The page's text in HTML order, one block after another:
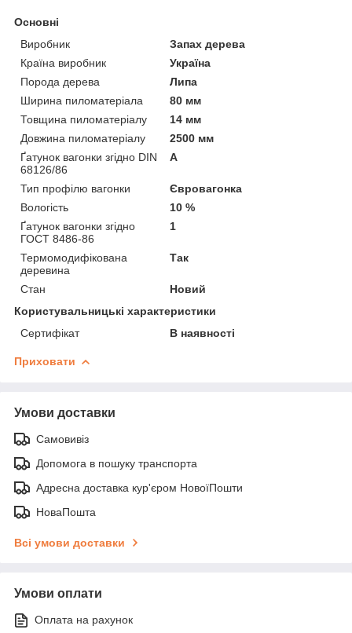
Основні
Виробник
Запах дерева
Країна виробник
Україна
Порода дерева
Липа
Ширина пиломатеріала
80 мм
Товщина пиломатеріалу
14 мм
Довжина пиломатеріалу
2500 мм
Ґатунок вагонки згідно DIN
68126/86
А
Тип профілю вагонки
Євровагонка
Вологість
10 %
Ґатунок вагонки згідно
ГОСТ 8486-86
1
Термомодифікована
деревина
Так
Стан
Новий
Користувальницькі характеристики
Сертифікат
В наявності
Приховати
Умови доставки
Самовивіз
Допомога в пошуку транспорта
Адресна доставка кур'єром НовоїПошти
НоваПошта
Всі умови доставки
Умови оплати
Оплата на рахунок